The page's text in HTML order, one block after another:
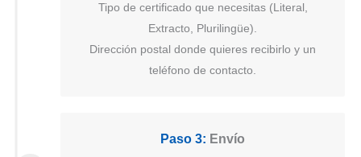
Tipo de certificado que necesitas (Literal,
Extracto, Plurilingüe).
Dirección postal donde quieres recibirlo y un
teléfono de contacto.
Paso 3: Envío